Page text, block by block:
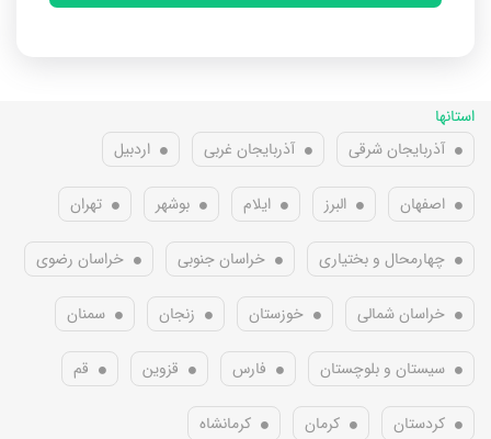
استانها
آذربایجان شرقی
آذربایجان غربی اردبیل
اصفهان البرز ایلام بوشهر تهران
چهارمحال و بختیاری خراسان جنوبی خراسان رضوی
خراسان شمالی خوزستان زنجان سمنان
سیستان و بلوچستان فارس قزوین قم
کردستان کرمان کرمانشاه